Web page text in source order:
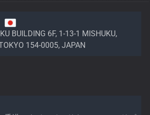
BUILDING 6F, 1-13-1 MISHUKU,
154-0005, JAPAN